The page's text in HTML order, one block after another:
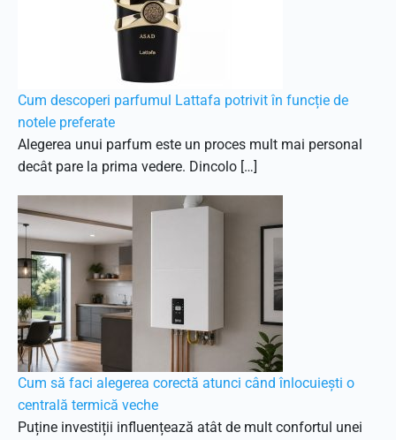
Cum descoperi parfumul Lattafa potrivit în funcție de
notele preferate
Alegerea unui parfum este un proces mult mai personal
decât pare la prima vedere. Dincolo […]
Cum să faci alegerea corectă atunci când înlocuiești o
centrală termică veche
Puține investiții influențează atât de mult confortul unei